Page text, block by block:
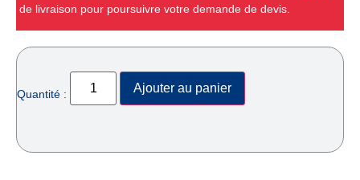
de livraison pour poursuivre votre demande de devis.
Quantité : Ajouter au panier